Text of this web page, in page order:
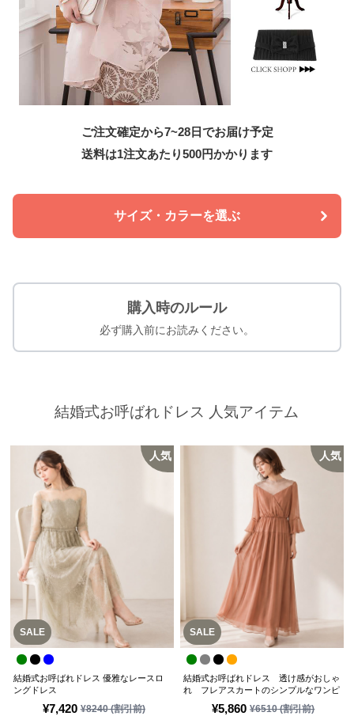
ご注文確定から7~28日でお届け予定
送料は1注文あたり500円かかります
サイズ・カラーを選ぶ
購入時のルール
必ず購入前にお読みください。
結婚式お呼ばれドレス 人気アイテム
SALE
人気
¥7,420 ¥8240(割引前)
結婚式お呼ばれドレス 優雅なレースロ
ングドレス
SALE
人気
¥5,860 ¥6510(割引前)
結婚式お呼ばれドレス 透け感がおしゃ
れ フレアスカートのシンプルなワンピ